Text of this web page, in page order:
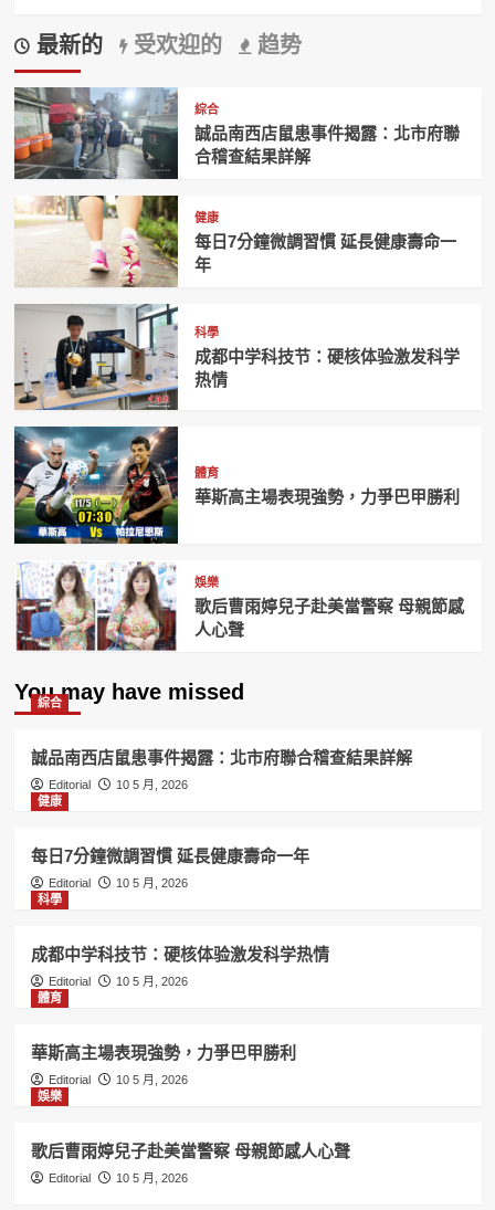
最新的 受欢迎的 趋势
綜合
誠品南西店鼠患事件揭露：北市府聯
合稽查結果詳解
健康
每日7分鐘微調習慣 延長健康壽命一
年
科學
成都中学科技节：硬核体验激发科学
热情
體育
華斯高主場表現強勢，力爭巴甲勝利
娛樂
歌后曹雨婷兒子赴美當警察 母親節感
人心聲
You may have missed
綜合
誠品南西店鼠患事件揭露：北市府聯合稽查結果詳解
Editorial
10 5 月, 2026
健康
每日7分鐘微調習慣 延長健康壽命一年
Editorial
10 5 月, 2026
科學
成都中学科技节：硬核体验激发科学热情
Editorial
10 5 月, 2026
體育
華斯高主場表現強勢，力爭巴甲勝利
Editorial
10 5 月, 2026
娛樂
歌后曹雨婷兒子赴美當警察 母親節感人心聲
Editorial 10 5 月, 2026